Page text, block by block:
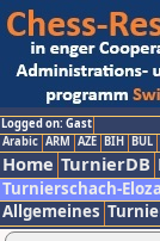
Logged on: Gast
Arabic ARM AZE BIH BUL
Home TurnierDB
Turnierschach-
Allgemeines